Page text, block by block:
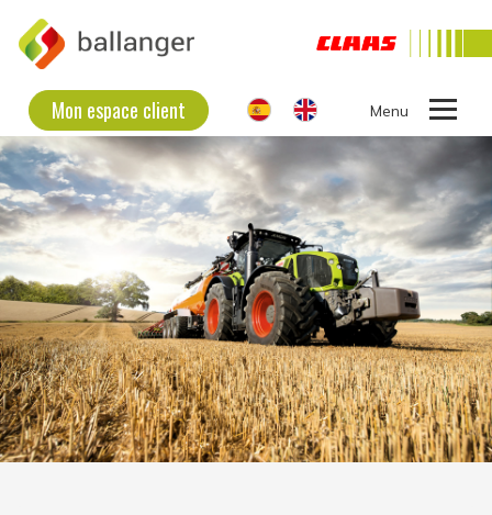
Mon espace client
Ouvrir
le
L'ENTREPRISE BALLANGER
MATÉRIELS D’OCCASION
MATÉRIELS NEUFS
RECRUTEMENT
CONTACT